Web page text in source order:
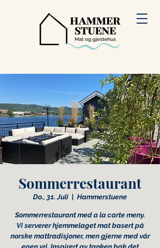
Sommerrestaurant
Do., 31. Juli
  |
Hammerstuene
Sommerrestaurant med a la carte meny.
Vi serverer hjemmelaget mat basert på
norske mattradisjoner, men gjerne med vår